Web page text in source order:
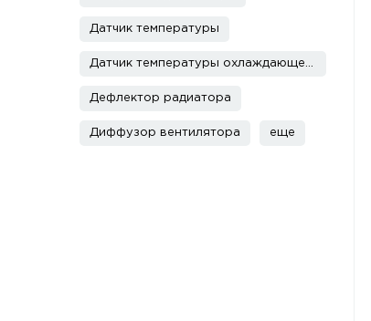
Датчик температуры
Дефлектор радиатора
Диффузор вентилятора еще